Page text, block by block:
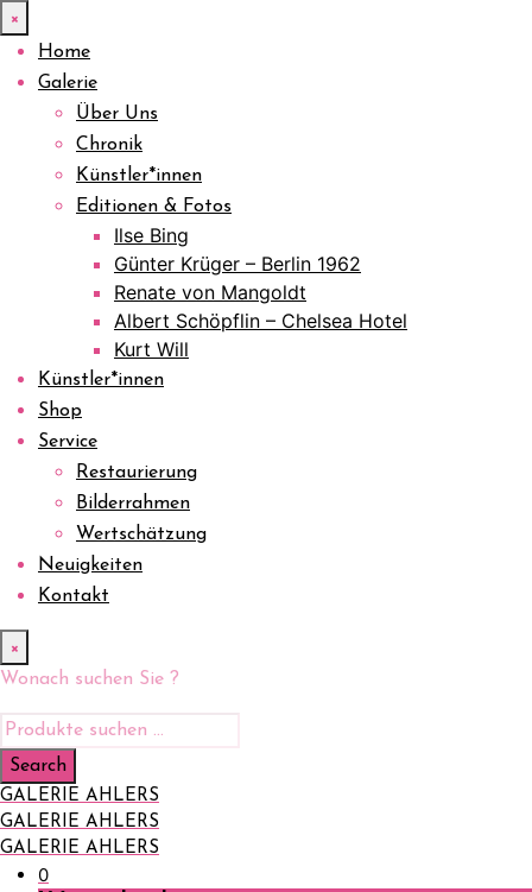
×
Home
Galerie
Über Uns
Chronik
Künstler*innen
Editionen & Fotos
Ilse Bing
Günter Krüger – Berlin 1962
Renate von Mangoldt
Albert Schöpflin – Chelsea Hotel
Kurt Will
Künstler*innen
Shop
Service
Restaurierung
Bilderrahmen
Wertschätzung
Neuigkeiten
Kontakt
×
Wonach suchen Sie ?
GALERIE AHLERS
GALERIE AHLERS
GALERIE AHLERS
0